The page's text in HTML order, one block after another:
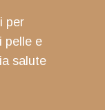
per
pelle e
salute